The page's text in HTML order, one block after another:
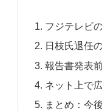
フジテレビ
日枝氏退任
報告書発表
ネット上で
まとめ：今